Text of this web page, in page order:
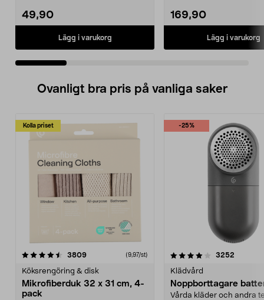
49,90
Lägg i varukorg
169,90
Lägg i varukorg
Ovanligt bra pris på vanliga saker
Kolla priset
3809recensioner (9,97/st)
Köksrengöring & disk
Mikrofiberduk 32 x 31 cm, 4-
pack
-25%
4.0av 5 stjärnor 3252
Klädvård
Noppborttagare
Vårda kläder och andra
4.5av 5 stjärnor